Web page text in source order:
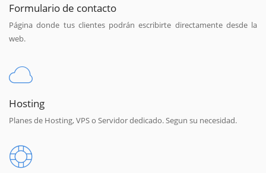
Formulario de contacto
Página donde tus clientes podrán escribirte directamente desde la
web.
Hosting
Planes de Hosting, VPS o Servidor dedicado. Segun su necesidad.